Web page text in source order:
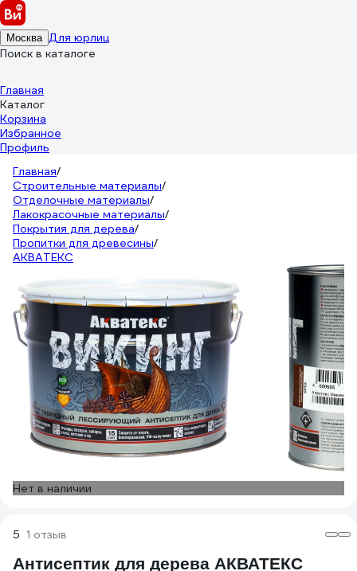
Москва Для юрлиц
Поиск в каталоге
Главная
Каталог
Корзина
Избранное
Профиль
Главная/
Строительные материалы/
Отделочные материалы/
Лакокрасочные материалы/
Покрытия для дерева/
Пропитки для древесины/
АКВАТЕКС
Нет в наличии
5 1 отзыв
Антисептик для дерева АКВАТЕКС